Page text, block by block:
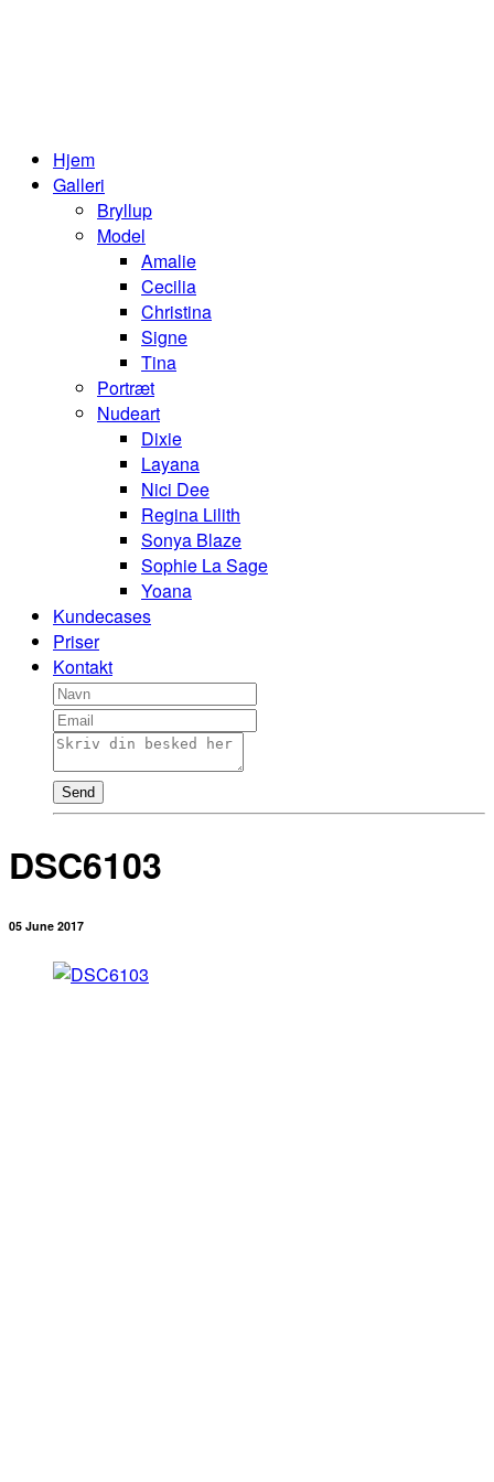
Hjem
Galleri
Bryllup
Model
Amalie
Cecilia
Christina
Signe
Tina
Portræt
Nudeart
Dixie
Layana
Nici Dee
Regina Lilith
Sonya Blaze
Sophie La Sage
Yoana
Kundecases
Priser
Kontakt
Send
DSC6103
05 June 2017